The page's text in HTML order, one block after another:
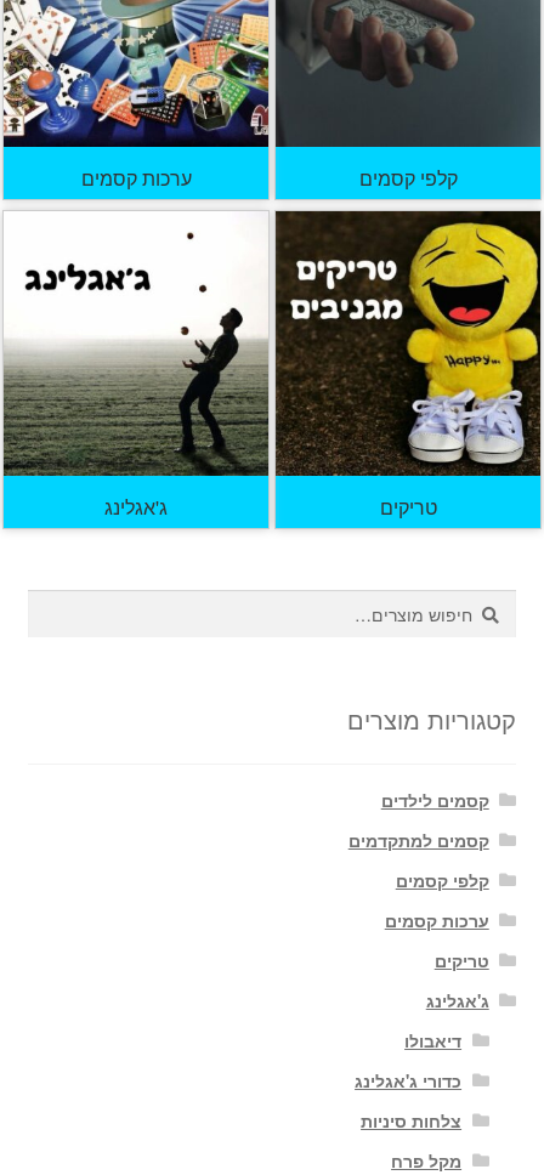
קלפי קסמים ערכות קסמים
טריקים ג'אגלינג
חיפוש
עבור:
חיפוש
קטגוריות מוצרים
קסמים לילדים
קסמים למתקדמים
קלפי קסמים
ערכות קסמים
טריקים
ג'אגלינג
דיאבולו
כדורי ג'אגלינג
צלחות סיניות
מקל פרח